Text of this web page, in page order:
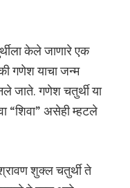
केले जाणारे एक
गणेश याचा जन्म
जाते. गणेश चतुर्थी या
“शिवा” असेही म्हटले
शुक्ल चतुर्थी ते